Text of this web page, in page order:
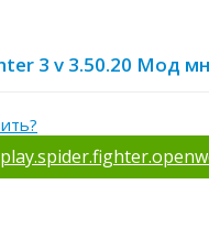
3 v 3.50.20 Мод